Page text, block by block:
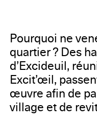
Pourquoi ne
quartier ? Des
d’Excideuil,
Excit’œil,
œuvre afin de
village et de